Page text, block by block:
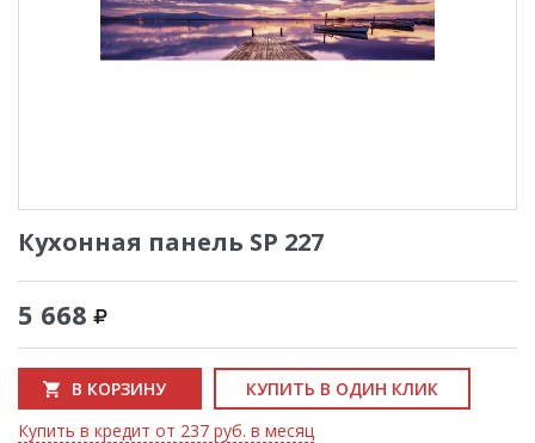
Кухонная панель SP 227
5 668
В КОРЗИНУ
КУПИТЬ В ОДИН КЛИК
Купить в кредит от 237 руб. в месяц